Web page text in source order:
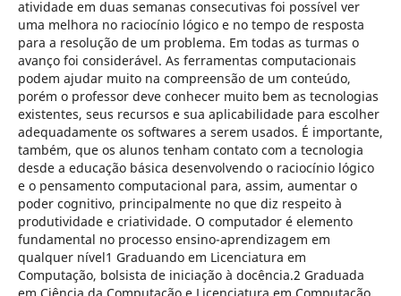
atividade em duas semanas consecutivas foi possível ver
uma melhora no raciocínio lógico e no tempo de resposta
para a resolução de um problema. Em todas as turmas o
avanço foi considerável. As ferramentas computacionais
podem ajudar muito na compreensão de um conteúdo,
porém o professor deve conhecer muito bem as tecnologias
existentes, seus recursos e sua aplicabilidade para escolher
adequadamente os softwares a serem usados. É importante,
também, que os alunos tenham contato com a tecnologia
desde a educação básica desenvolvendo o raciocínio lógico
e o pensamento computacional para, assim, aumentar o
poder cognitivo, principalmente no que diz respeito à
produtividade e criatividade. O computador é elemento
fundamental no processo ensino-aprendizagem em
qualquer nível1 Graduando em Licenciatura em
Computação, bolsista de iniciação à docência.2 Graduada